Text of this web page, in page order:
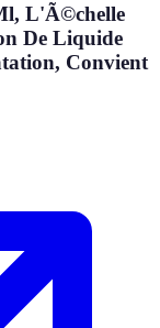
L'Ã©chelle
De Liquide
Convient